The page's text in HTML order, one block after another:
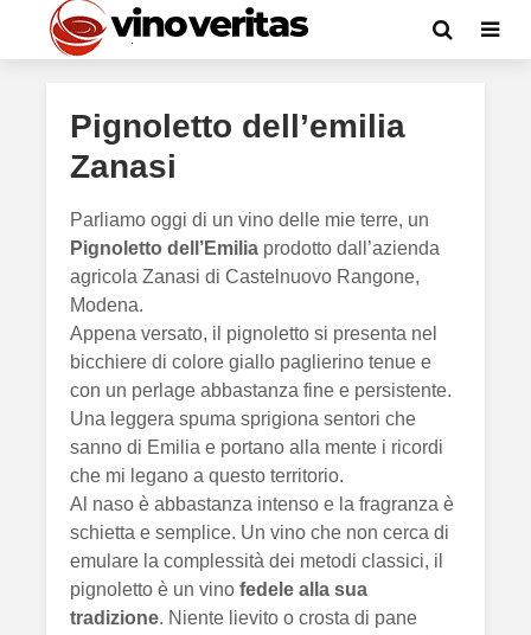
Pignoletto dell’emilia
Zanasi
Parliamo oggi di un vino delle mie terre, un
Pignoletto dell’Emilia prodotto dall’azienda
agricola Zanasi di Castelnuovo Rangone,
Modena.
Appena versato, il pignoletto si presenta nel
bicchiere di colore giallo paglierino tenue e
con un perlage abbastanza fine e persistente.
Una leggera spuma sprigiona sentori che
sanno di Emilia e portano alla mente i ricordi
che mi legano a questo territorio.
Al naso è abbastanza intenso e la fragranza è
schietta e semplice. Un vino che non cerca di
emulare la complessità dei metodi classici, il
pignoletto è un vino fedele alla sua
tradizione. Niente lievito o crosta di pane